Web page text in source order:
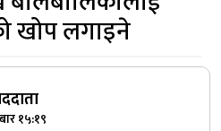
खोप लगाइने
१५:१९